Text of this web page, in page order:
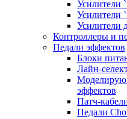
Усилители
Усилители
Усилители
Контроллеры и
Педали эффектов
Блоки
Лайн-
эффектов
Патч-
Педали